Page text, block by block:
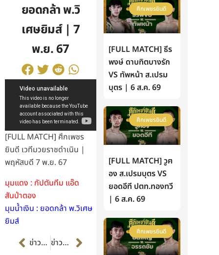
ยอดกล้า พ.วิ
เศษยิมส์ | 7
พ.ย. 67
[FULL MATCH] ศึกเพชร
ยินดี เวทีมวยราชดำเนิน |
พฤหัสบดี 7 พ.ย. 67
มุมแดง : กัปตันทีม แอ๊ด
สันป่าตอง
มุมน้ำเงิน : ยอดกล้า พ.วิเศษ
ยิมส์
Prevข่าวก่อนหน้า ข่าวต่อไป Next
ศึกเพชรยินดี
[FULL MATCH] ธีร
พงษ์ ดาบทิตบางรัก
VS ทัพหน้า ส.เปรม
บุตร | 6 ส.ค. 69
ศึกเพชรยินดี
[FULL MATCH] วูฅ
อง ส.เปรมบุตร VS
ยอดอีที ปตท.ทองทวี
| 6 ส.ค. 69
ศึกเพชรยินดี